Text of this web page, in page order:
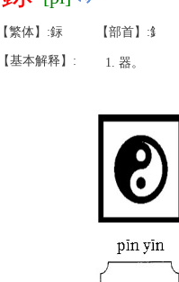
【繁体】:銢 【部首】:釒
【基本解释】: 器。